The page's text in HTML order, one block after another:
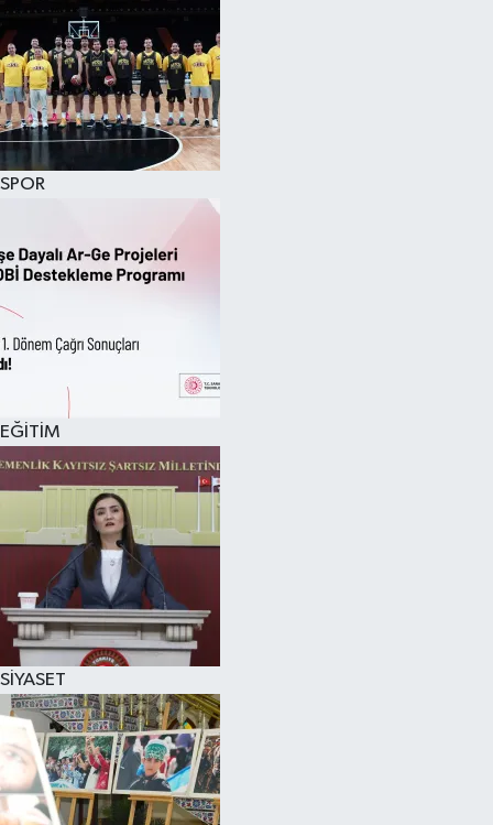
SPOR
EĞİTİM
SİYASET